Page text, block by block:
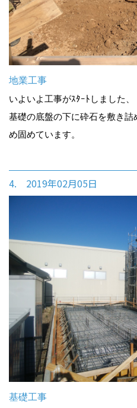
地業工事
いよいよ工事がｽﾀｰﾄしました、
基礎の底盤の下に砕石を敷き
め固めています。
4. 2019年02月05日
基礎工事